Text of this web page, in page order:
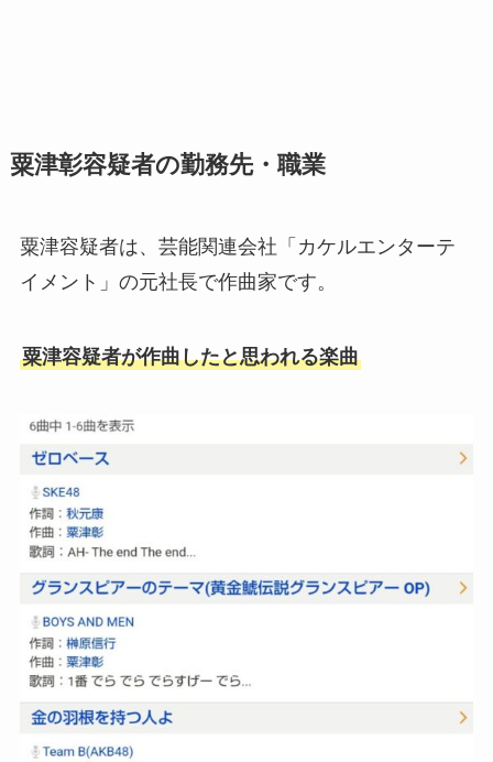
粟津彰容疑者の勤務先・職業
粟津容疑者は、芸能関連会社「カケルエンターテ
イメント」の元社長で作曲家です。
粟津容疑者が作曲したと思われる楽曲